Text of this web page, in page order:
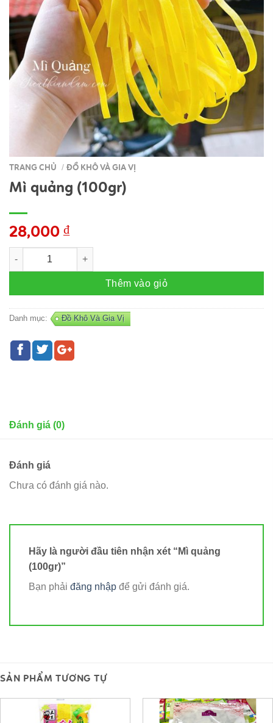
TRANG CHỦ / ĐỒ KHÔ VÀ GIA VỊ
Mì quảng (100gr)
28,000 ₫
Mì quảng (100gr) số lượng
Thêm vào giỏ
Danh mục: Đồ Khô Và Gia Vị
Đánh giá (0)
Đánh giá
Chưa có đánh giá nào.
Hãy là người đầu tiên nhận xét “Mì quảng
(100gr)”
Bạn phải đăng nhập để gửi đánh giá.
SẢN PHẨM TƯƠNG TỰ